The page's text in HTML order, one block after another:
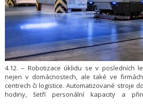
4.12. – Robotizace úklidu se v posledních
nejen v domácnostech, ale také ve
centrech či logistice. Automatizované stroje
hodiny, šetří personální kapacity a